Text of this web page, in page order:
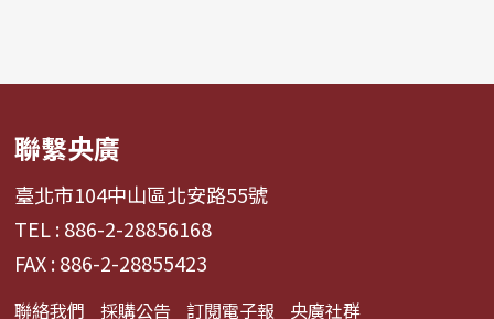
聯繫央廣
臺北市104中山區北安路55號
TEL : 886-2-28856168
FAX : 886-2-28855423
聯絡我們 採購公告 訂閱電子報 央廣社群